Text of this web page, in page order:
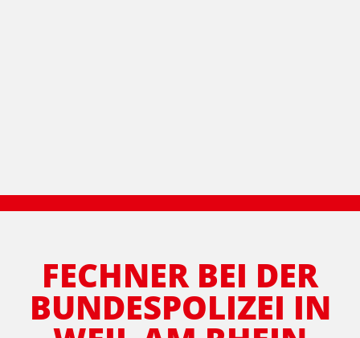
FECHNER BEI DER
BUNDESPOLIZEI IN